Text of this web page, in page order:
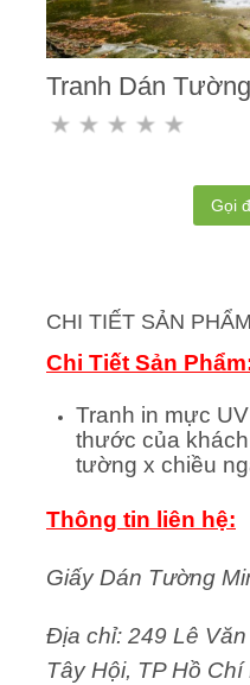
Tranh Dán
Gọi
CHI TIẾT SẢN PHẨM
Chi Tiết Sản
Tranh in mực
thước của
tường x chiều
Thông tin liên hệ:
Giấy Dán Tường
Địa chỉ: 249 Lê
Tây Hội, TP Hồ Chí